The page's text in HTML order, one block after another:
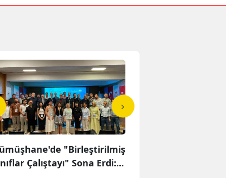
"Birleştirilmiş
Çalıştayı" Sona Erdi:...